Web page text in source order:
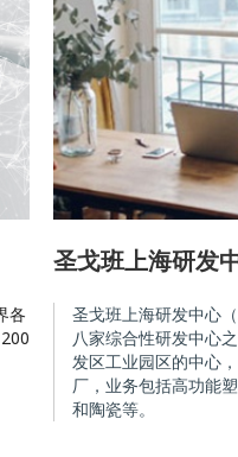
各
圣戈班上海研发
圣戈班上海研发中心
八家综合性研发中心
发区工业园区的中心
厂，业务包括高功能
和陶瓷等。